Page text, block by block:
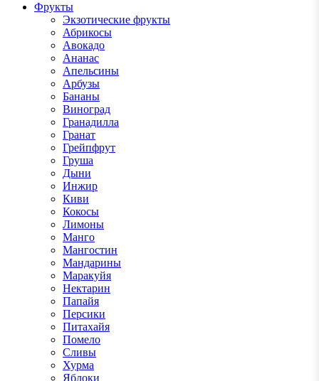
Фрукты
Экзотические фрукты
Абрикосы
Авокадо
Ананас
Апельсины
Арбузы
Бананы
Виноград
Гранадилла
Гранат
Грейпфрут
Груша
Дыни
Инжир
Киви
Кокосы
Лимоны
Манго
Мангостин
Мандарины
Маракуйя
Нектарин
Папайя
Персики
Питахайя
Помело
Сливы
Хурма
Яблоки